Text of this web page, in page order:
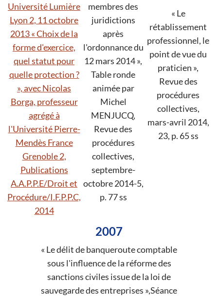
Université Lumière
Lyon 2, 11 octobre
2013 « Choix de la
forme d'exercice,
quel statut pour
quelle protection ?
», avec Nicolas
Borga, professeur
agrégé à
l'Université Pierre-
Mendès France
Grenoble 2,
Publications
A.A.P.P.E/Droit et
Procédure/I.F.P.P.C,
2014
membres des
juridictions
après
l'ordonnance du
12 mars 2014 »,
Table ronde
animée par
Michel
MENJUCQ,
Revue des
procédures
collectives,
septembre-
octobre 2014-5,
p. 77 ss
« Le
rétablissement
professionnel, le
point de vue du
praticien »,
Revue des
procédures
collectives,
mars-avril 2014,
23, p. 65 ss
2007
« Le délit de banqueroute comptable
sous l'influence de la réforme des
sanctions civiles issue de la loi de
sauvegarde des entreprises »,Séance